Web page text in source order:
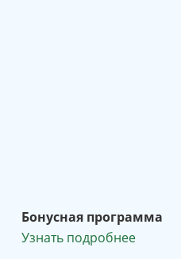
Бонусная программа
Узнать подробнее